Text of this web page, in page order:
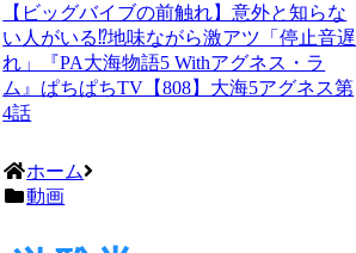
【ビッグバイブの前触れ】意外と知らな
い人がいる⁉️地味ながら激アツ「停止音遅
れ」『PA大海物語5 Withアグネス・ラ
ム』ぱちぱちTV【808】大海5アグネス第
4話
ホーム
動画